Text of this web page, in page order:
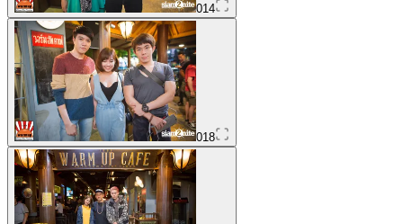
014
018